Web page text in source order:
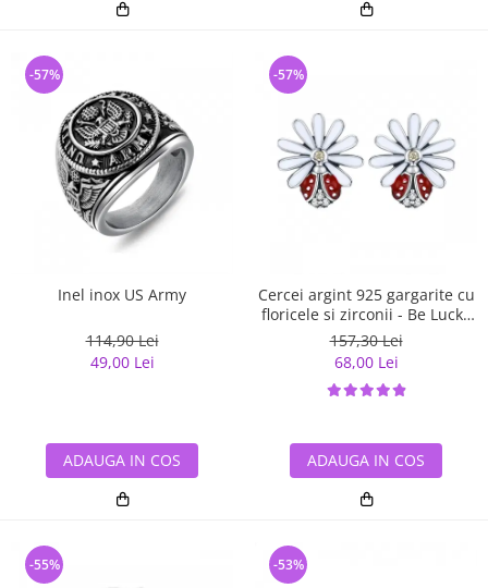
Inel inox US Army
114,90 Lei
49,00 Lei
-57%
ADAUGA IN COS
Cercei argint 925 gargarite cu
floricele si zirconii - Be Lucky
EST0022
157,30 Lei
68,00 Lei
-57%
ADAUGA IN COS
-55% -53%